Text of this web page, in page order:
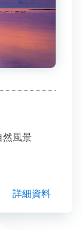
然風景
詳細資料